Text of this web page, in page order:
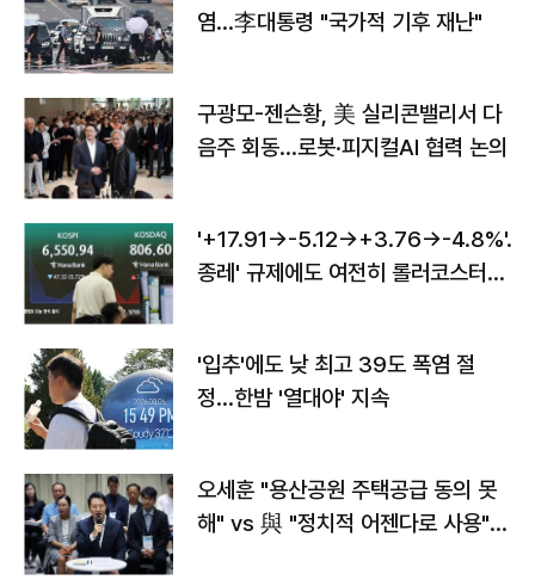
염…李대통령 "국가적 기후 재난"
구광모-젠슨황, 美 실리콘밸리서 다
음주 회동…로봇·피지컬AI 협력 논의
'+17.91→-5.12→+3.76→-4.8%'…'
종레' 규제에도 여전히 롤러코스터
'입추'에도 낮 최고 39도 폭염 절
정…한밤 '열대야' 지속
오세훈 "용산공원 주택공급 동의 못
해" vs 與 "정치적 어젠다로 사용"